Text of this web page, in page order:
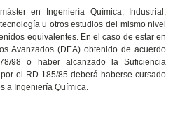
en Ingeniería Química, Industrial,
u otros estudios del mismo nivel
equivalentes. En el caso de estar en
Avanzados (DEA) obtenido de acuerdo
98 o haber alcanzado la Suficiencia
el RD 185/85 deberá haberse cursado
a Ingeniería Química.